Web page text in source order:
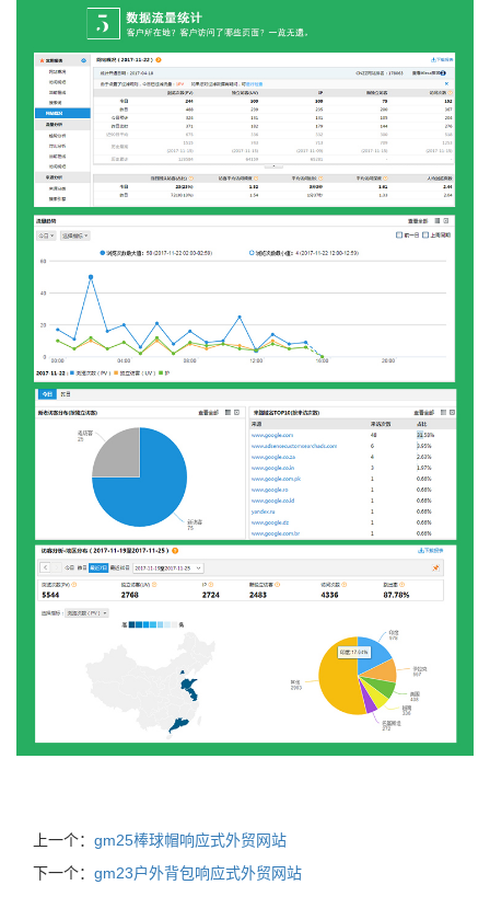
上一个： gm25棒球帽响应式外贸网站
下一个： gm23户外背包响应式外贸网站